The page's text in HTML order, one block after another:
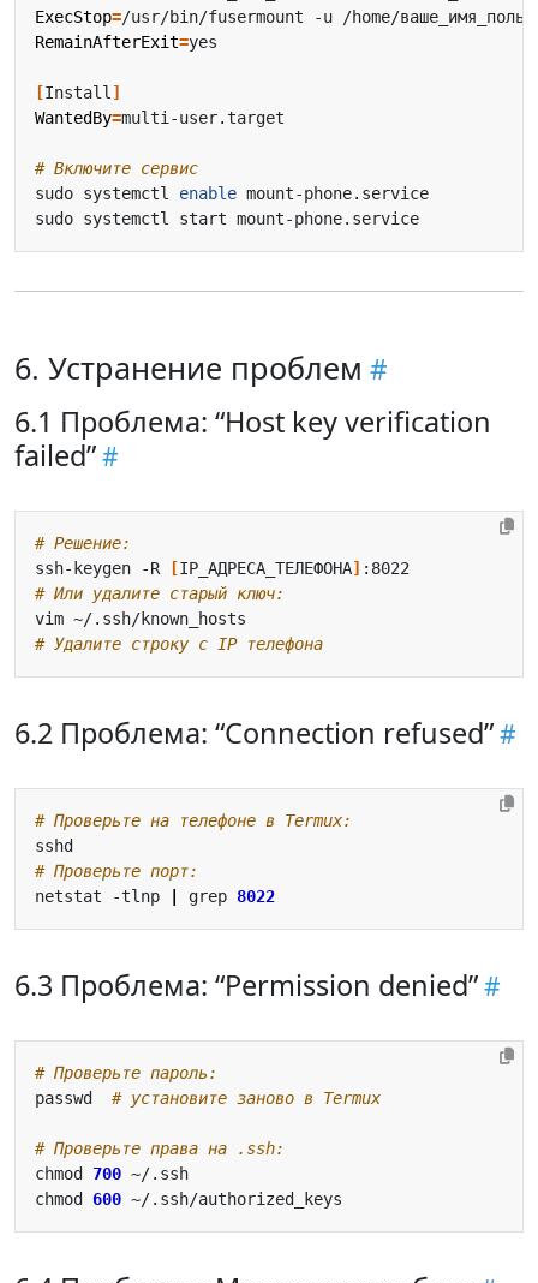
ExecStop=
RemainAfterExit=
[Install]
WantedBy=
# Включите сервис
sudo systemctl enable
6. Устранение проблем
6.1 Проблема: “Host key verification
failed”
# Решение:
ssh-keygen -R
[IP_АДРЕСА_ТЕЛЕФОНА]
# Или удалите старый ключ:
# Удалите строку с IP телефона
6.2 Проблема: “Connection refused”
# Проверьте на телефоне в Termux:
# Проверьте порт:
netstat -tlnp
grep 8022
6.3 Проблема: “Permission denied”
# Проверьте пароль:
passwd # установите заново в Termux
# Проверьте права на .ssh:
chmod 700
chmod 600